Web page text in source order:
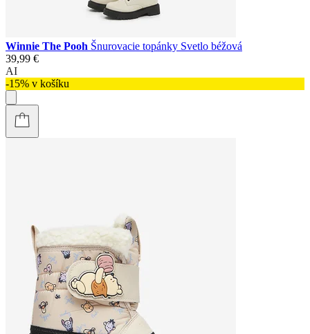
Winnie The Pooh Šnurovacie topánky Svetlo béžová
39,99 €
AI
-15% v košíku